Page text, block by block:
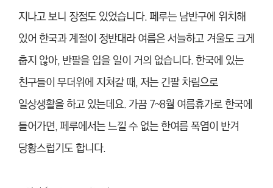
지나고 보니 장점도 있었습니다. 페루는 남반구에 위치해
있어 한국과 계절이 정반대라 여름은 서늘하고 겨울도 크게
춥지 않아, 반팔을 입을 일이 거의 없습니다. 한국에 있는
친구들이 무더위에 지쳐갈 때, 저는 긴팔 차림으로
일상생활을 하고 있는데요. 가끔 7~8월 여름휴가로 한국에
들어가면, 페루에서는 느낄 수 없는 한여름 폭염이 반겨
당황스럽기도 합니다.